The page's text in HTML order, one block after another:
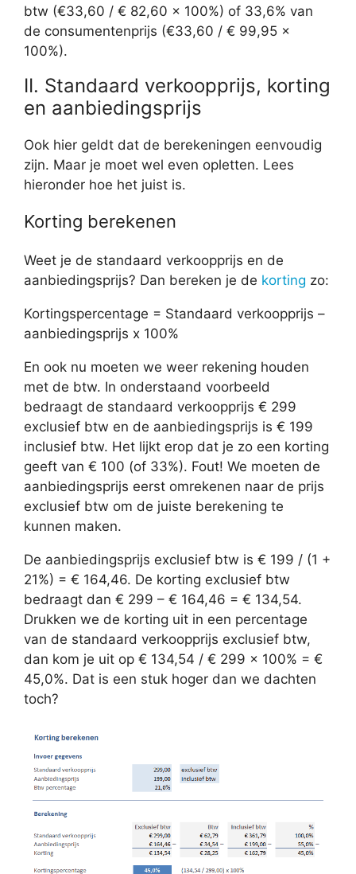
btw (€33,60 / € 82,60 x 100%) of 33,6% van
de consumentenprijs (€33,60 / € 99,95 x
100%).
II. Standaard verkoopprijs, korting
en aanbiedingsprijs
Ook hier geldt dat de berekeningen eenvoudig
zijn. Maar je moet wel even opletten. Lees
hieronder hoe het juist is.
Korting berekenen
Weet je de standaard verkoopprijs en de
aanbiedingsprijs? Dan bereken je de korting zo:
Kortingspercentage = Standaard verkoopprijs –
aanbiedingsprijs x 100%
En ook nu moeten we weer rekening houden
met de btw. In onderstaand voorbeeld
bedraagt de standaard verkoopprijs € 299
exclusief btw en de aanbiedingsprijs is € 199
inclusief btw. Het lijkt erop dat je zo een korting
geeft van € 100 (of 33%). Fout! We moeten de
aanbiedingsprijs eerst omrekenen naar de prijs
exclusief btw om de juiste berekening te
kunnen maken.
De aanbiedingsprijs exclusief btw is € 199 / (1 +
21%) = € 164,46. De korting exclusief btw
bedraagt dan € 299 – € 164,46 = € 134,54.
Drukken we de korting uit in een percentage
van de standaard verkoopprijs exclusief btw,
dan kom je uit op € 134,54 / € 299 x 100% = €
45,0%. Dat is een stuk hoger dan we dachten
toch?